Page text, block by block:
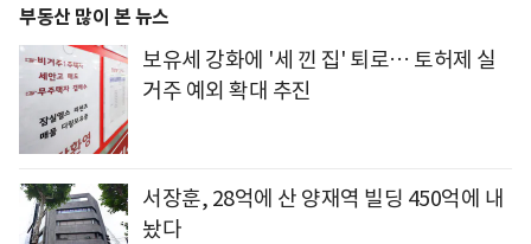
부동산 많이 본 뉴스
보유세 강화에 '세 낀 집' 퇴로… 토허제 실
거주 예외 확대 추진
서장훈, 28억에 산 양재역 빌딩 450억에 내
놨다